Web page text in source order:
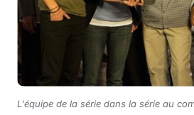
L'équipe de la série dans la série au